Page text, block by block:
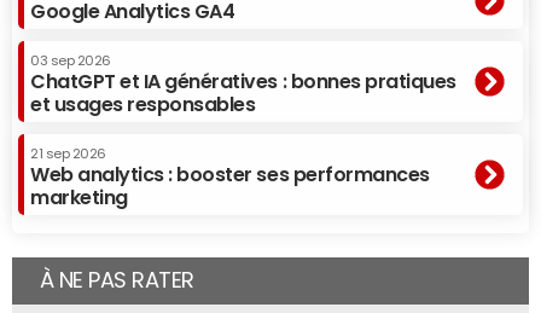
Google Analytics GA4
03 sep 2026
ChatGPT et IA génératives : bonnes pratiques
et usages responsables
21 sep 2026
Web analytics : booster ses performances
marketing
À NE PAS RATER